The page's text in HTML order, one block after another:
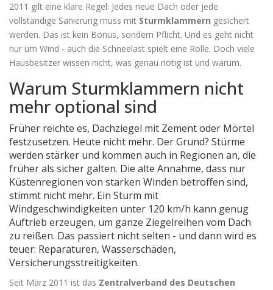
2011 gilt eine klare Regel: Jedes neue Dach oder jede
vollständige Sanierung muss mit Sturmklammern gesichert
werden. Das ist kein Bonus, sondern Pflicht. Und es geht nicht
nur um Wind - auch die Schneelast spielt eine Rolle. Doch viele
Hausbesitzer wissen nicht, was genau nötig ist und warum.
Warum Sturmklammern nicht
mehr optional sind
Früher reichte es, Dachziegel mit Zement oder Mörtel
festzusetzen. Heute nicht mehr. Der Grund? Stürme
werden stärker und kommen auch in Regionen an, die
früher als sicher galten. Die alte Annahme, dass nur
Küstenregionen von starken Winden betroffen sind,
stimmt nicht mehr. Ein Sturm mit
Windgeschwindigkeiten unter 120 km/h kann genug
Auftrieb erzeugen, um ganze Ziegelreihen vom Dach
zu reißen. Das passiert nicht selten - und dann wird es
teuer: Reparaturen, Wasserschäden,
Versicherungsstreitigkeiten.
Seit März 2011 ist das Zentralverband des Deutschen